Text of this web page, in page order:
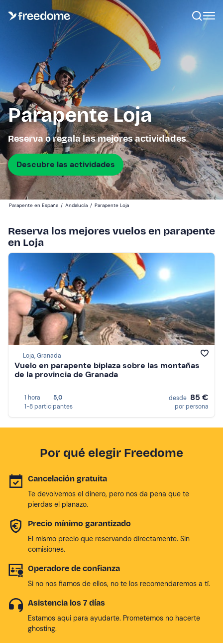
Parapente Loja
Reserva o regala las mejores actividades
Descubre las actividades
Parapente en España / Andalucía / Parapente Loja
Reserva los mejores vuelos en parapente
en Loja
Loja, Granada
Vuelo en parapente biplaza sobre las montañas
de la provincia de Granada
1 hora
5,0
1-8 participantes
desde 85 €
por persona
Por qué elegir Freedome
Cancelación gratuita
Te devolvemos el dinero, pero nos da pena que te
pierdas el planazo.
Precio mínimo garantizado
El mismo precio que reservando directamente. Sin
comisiones.
Operadore de confianza
Si no nos fiamos de ellos, no te los recomendaremos a tí.
Asistencia los 7 días
Estamos aqui para ayudarte. Prometemos no hacerte
ghosting.